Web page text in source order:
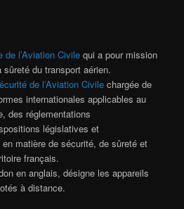
de l’Aviation Civile qui a pour mission
du transport aérien.
de l’Aviation Civile chargée de
internationales applicables au
des réglementations
législatives et
matière de sécurité, de sûreté et
français.
en anglais, désigne les appareils
à distance.